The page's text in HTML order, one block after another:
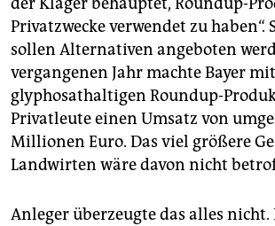
Privatzwecke verwendet zu haben“.
sollen Alternativen angeboten
vergangenen Jahr machte Bayer
glyphosathaltigen Roundup-
Privatleute einen Umsatz von
Millionen Euro. Das viel größere
Landwirten wäre davon nicht
Anleger überzeugte das alles nicht.